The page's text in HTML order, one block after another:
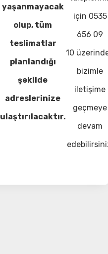
yaşanmayacak
olup, tüm
teslimatlar
planlandığı
şekilde
adreslerinize
ulaştırılacaktır.
için 0535
656 09
10
bizimle
iletişime
geçmeye
devam